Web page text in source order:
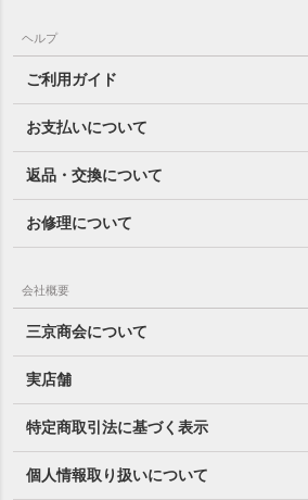
ヘルプ
ご利用ガイド
お支払いについて
返品・交換について
お修理について
会社概要
三京商会について
実店舗
特定商取引法に基づく表示
個人情報取り扱いについて